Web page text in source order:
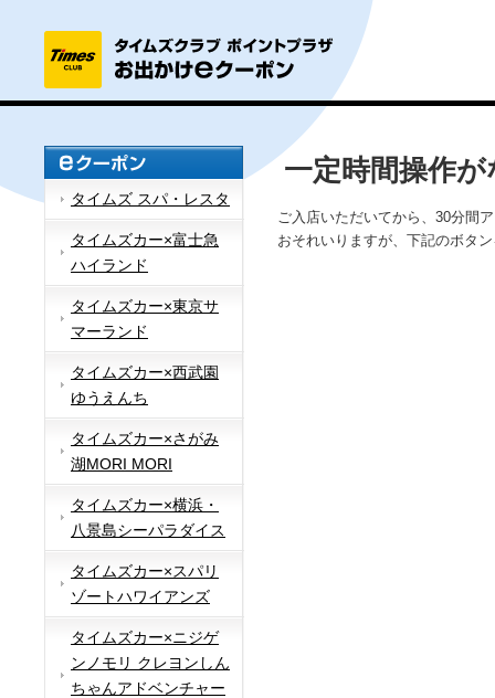
タイムズ スパ・レスタ
タイムズカー×富士急
ハイランド
タイムズカー×東京サ
マーランド
タイムズカー×西武園
ゆうえんち
タイムズカー×さがみ
湖MORI MORI
タイムズカー×横浜・
八景島シーパラダイス
タイムズカー×スパリ
ゾートハワイアンズ
タイムズカー×ニジゲ
ンノモリ クレヨンしん
ちゃんアドベンチャー
一定時間操作
ご入店いただいてから、30分間
おそれいりますが、下記のボタ